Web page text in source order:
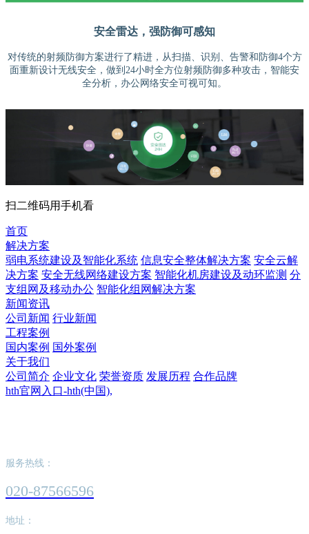
安全雷达，强防御可感知
对传统的射频防御方案进行了精进，从扫描、识别、告警和防御4个方
面重新设计无线安全，做到24小时全方位射频防御多种攻击，智能安
全分析，办公网络安全可视可知。
扫二维码用手机看
首页
解决方案
弱电系统建设及智能化系统 信息安全整体解决方案 安全云解
决方案 安全无线网络建设方案 智能化机房建设及动环监测 分
支组网及移动办公 智能化组网解决方案
新闻资讯
公司新闻 行业新闻
工程案例
国内案例 国外案例
关于我们
公司简介 企业文化 荣誉资质 发展历程 合作品牌
hth官网入口-hth(中国),
服务热线：
020-87566596
地址：